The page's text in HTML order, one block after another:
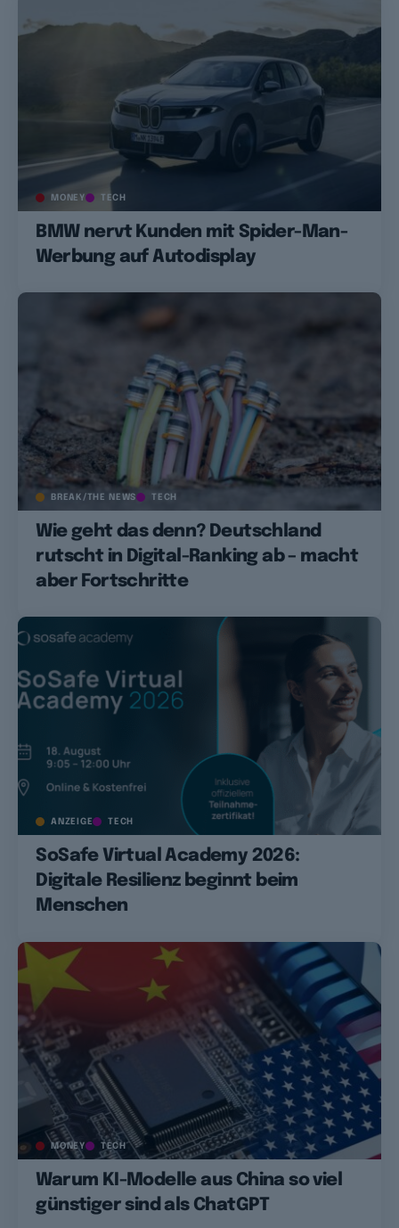
MONEY TECH
BMW nervt Kunden mit Spider-Man-
Werbung auf Autodisplay
BREAK/THE NEWS TECH
Wie geht das denn? Deutschland
rutscht in Digital-Ranking ab – macht
aber Fortschritte
ANZEIGE TECH
SoSafe Virtual Academy 2026:
Digitale Resilienz beginnt beim
Menschen
MONEY TECH
Warum KI-Modelle aus China so viel
günstiger sind als ChatGPT